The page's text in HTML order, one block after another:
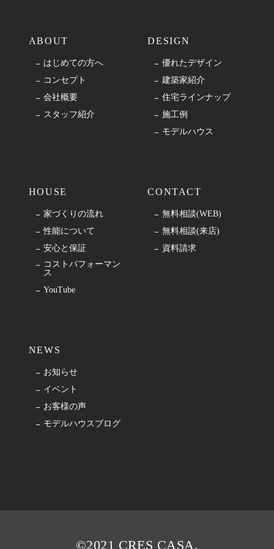
ABOUT
はじめての方へ
コンセプト
会社概要
スタッフ紹介
DESIGN
優れたデザイン
建築家紹介
住宅ラインナップ
施工例
モデルハウス
HOUSE
家づくりの流れ
性能について
安心と保証
コストパフォーマン
ス
YouTube
CONTACT
無料相談(WEB)
無料相談(来店)
資料請求
NEWS
お知らせ
イベント
お客様の声
モデルハウスブログ
©2021 CRES CASA.